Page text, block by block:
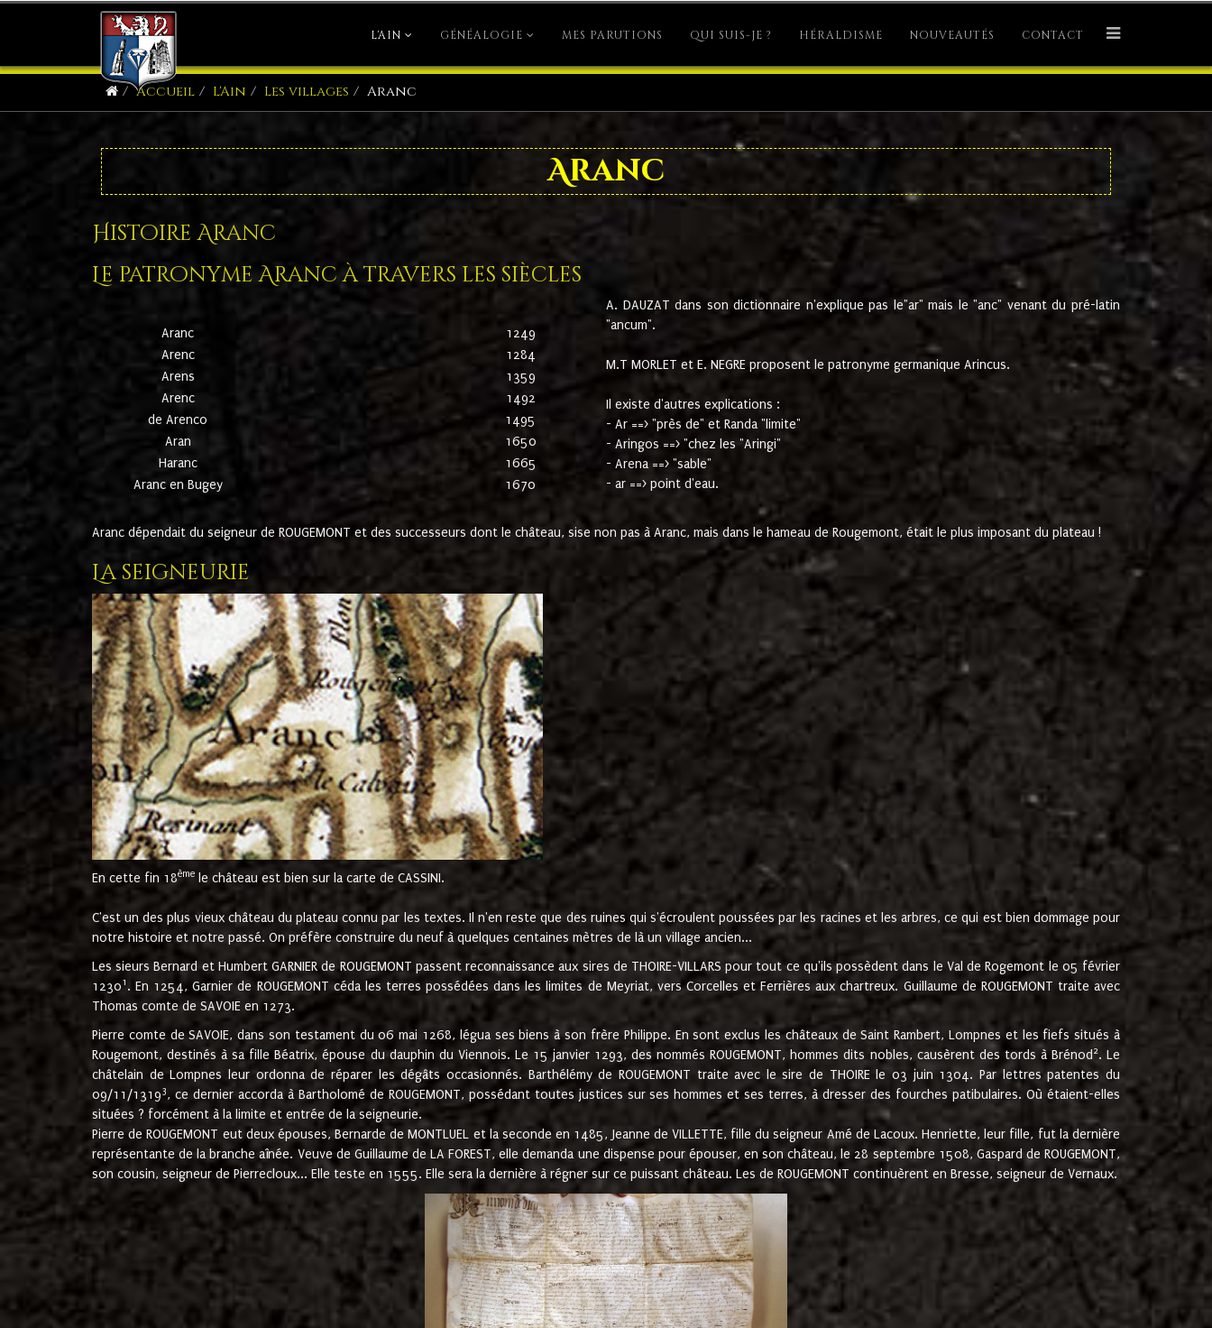
L'AIN GÉNÉALOGIE MES PARUTIONS QUI SUIS-JE ? HÉRALDISME NOUVEAUTÉS CONTACT
Accueil L'Ain Les villages Aranc
Aranc
Histoire Aranc
Le patronyme Aranc à travers les siècles
Aranc
1249
Arenc
1284
Arens
1359
Arenc
1492
de Arenco
1495
Aran
1650
Haranc
1665
Aranc en Bugey
1670
A. DAUZAT dans son dictionnaire n'explique pas le"ar" mais le "anc" venant du pré-latin
"ancum".
M.T MORLET et E. NEGRE proposent le patronyme germanique Arincus.
Il existe d'autres explications :
- Ar ==> "près de" et Randa "limite"
- Aringos ==> "chez les "Aringi"
- Arena ==> "sable"
- ar ==> point d'eau.
Aranc dépendait du seigneur de ROUGEMONT et des successeurs dont le château, sise non pas à Aranc, mais dans le hameau de Rougemont, était le plus imposant du plateau !
La seigneurie
En cette fin 18ème le château est bien sur la carte de CASSINI.
C'est un des plus vieux château du plateau connu par les textes. Il n'en reste que des ruines qui s'écroulent poussées par les racines et les arbres, ce qui est bien dommage pour
notre histoire et notre passé. On préfère construire du neuf à quelques centaines mètres de là un village ancien...
Les sieurs Bernard et Humbert GARNIER de ROUGEMONT passent reconnaissance aux sires de THOIRE-VILLARS pour tout ce qu'ils possèdent dans le Val de Rogemont le 05 février
12301 . En 1254, Garnier de ROUGEMONT céda les terres possédées dans les limites de Meyriat, vers Corcelles et Ferrières aux chartreux. Guillaume de ROUGEMONT traite avec
Thomas comte de SAVOIE en 1273.
Pierre comte de SAVOIE, dans son testament du 06 mai 1268, légua ses biens à son frère Philippe. En sont exclus les châteaux de Saint Rambert, Lompnes et les fiefs situés à
Rougemont, destinés à sa fille Béatrix, épouse du dauphin du Viennois. Le 15 janvier 1293, des nommés ROUGEMONT, hommes dits nobles, causèrent des tords à Brénod 2. Le
châtelain de Lompnes leur ordonna de réparer les dégâts occasionnés. Barthélémy de ROUGEMONT traite avec le sire de THOIRE le 03 juin 1304. Par lettres patentes du
09/11/13193, ce dernier accorda à Bartholomé de ROUGEMONT, possédant toutes justices sur ses hommes et ses terres, à dresser des fourches patibulaires. Où étaient-elles
situées ? forcément à la limite et entrée de la seigneurie.
Pierre de ROUGEMONT eut deux épouses, Bernarde de MONTLUEL et la seconde en 1485, Jeanne de VILLETTE, fille du seigneur Amé de Lacoux. Henriette, leur fille, fut la dernière
représentante de la branche aînée. Veuve de Guillaume de LA FOREST, elle demanda une dispense pour épouser, en son château, le 28 septembre 1508, Gaspard de ROUGEMONT,
son cousin, seigneur de Pierrecloux... Elle teste en 1555. Elle sera la dernière à régner sur ce puissant château. Les de ROUGEMONT continuèrent en Bresse, seigneur de Vernaux.